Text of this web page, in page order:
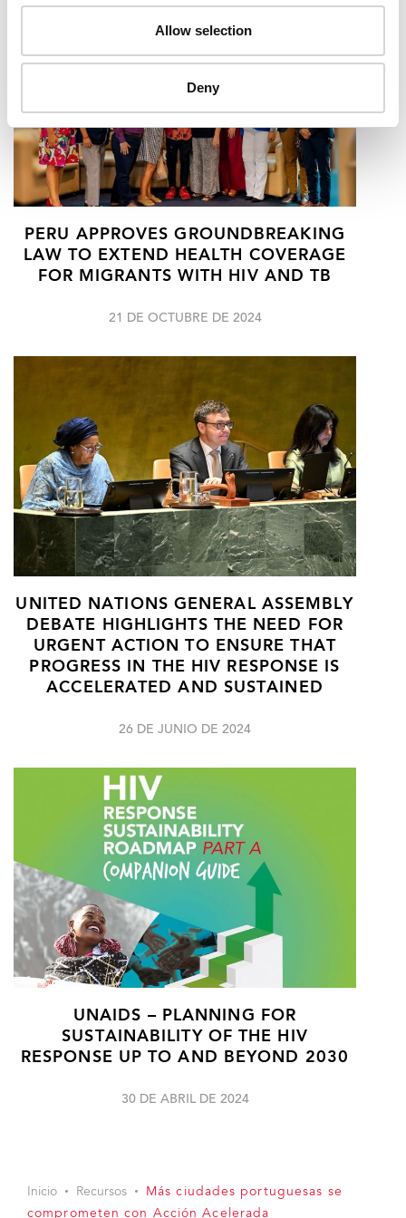
Allow selection
Deny
PERU APPROVES GROUNDBREAKING
LAW TO EXTEND HEALTH COVERAGE
FOR MIGRANTS WITH HIV AND TB
21 DE OCTUBRE DE 2024
UNITED NATIONS GENERAL ASSEMBLY
DEBATE HIGHLIGHTS THE NEED FOR
URGENT ACTION TO ENSURE THAT
PROGRESS IN THE HIV RESPONSE IS
ACCELERATED AND SUSTAINED
26 DE JUNIO DE 2024
UNAIDS – PLANNING FOR
SUSTAINABILITY OF THE HIV
RESPONSE UP TO AND BEYOND 2030
30 DE ABRIL DE 2024
Inicio Recursos
Más ciudades portuguesas se
comprometen con Acción Acelerada